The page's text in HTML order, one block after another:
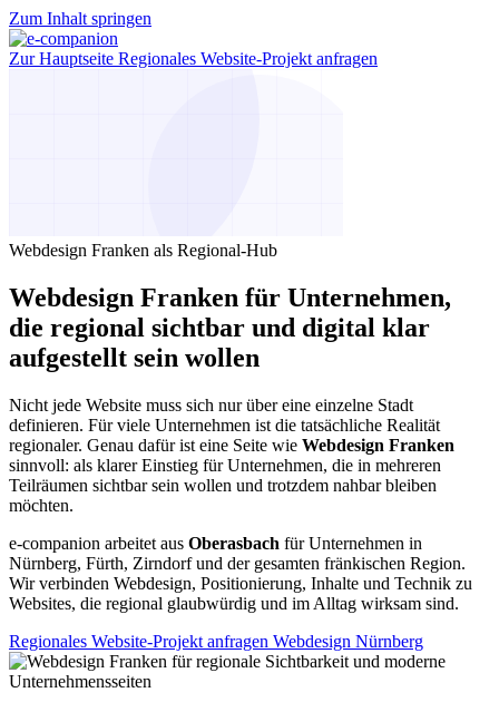
Zum Inhalt springen
Zur Hauptseite Regionales Website-Projekt anfragen
Webdesign Franken als Regional-Hub
Webdesign Franken für Unternehmen,
die regional sichtbar und digital klar
aufgestellt sein wollen
Nicht jede Website muss sich nur über eine einzelne Stadt
definieren. Für viele Unternehmen ist die tatsächliche Realität
regionaler. Genau dafür ist eine Seite wie Webdesign Franken
sinnvoll: als klarer Einstieg für Unternehmen, die in mehreren
Teilräumen sichtbar sein wollen und trotzdem nahbar bleiben
möchten.
e-companion arbeitet aus Oberasbach für Unternehmen in
Nürnberg, Fürth, Zirndorf und der gesamten fränkischen Region.
Wir verbinden Webdesign, Positionierung, Inhalte und Technik zu
Websites, die regional glaubwürdig und im Alltag wirksam sind.
Regionales Website-Projekt anfragen Webdesign Nürnberg